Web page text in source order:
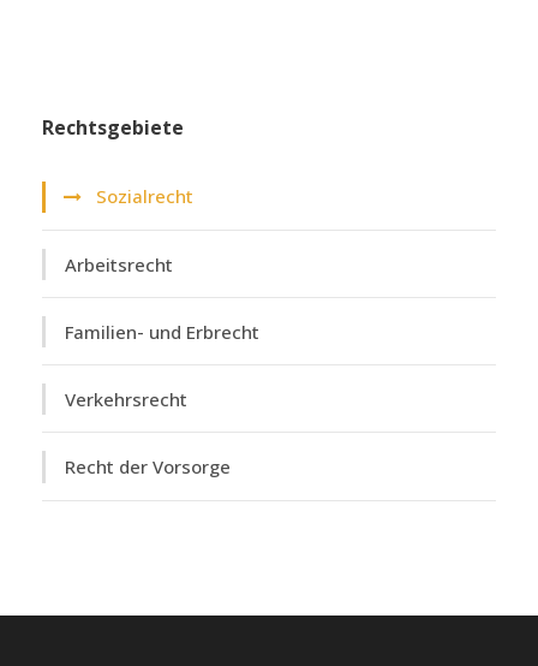
Rechtsgebiete
Sozialrecht
Arbeitsrecht
Familien- und Erbrecht
Verkehrsrecht
Recht der Vorsorge